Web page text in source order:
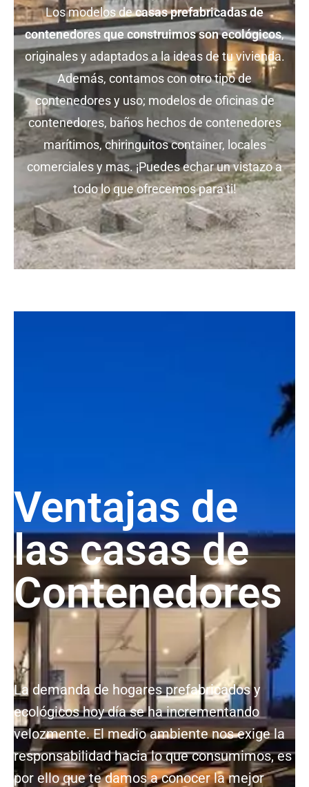
Los modelos decasas prefabricadas de
contenedores que construimos son ecológicos,
originales y adaptados a la ideas de tu vivienda.
Además, contamos con otro tipo de
contenedores y uso; modelos de oficinas de
contenedores, baños hechos de contenedores
marítimos, chiringuitos container, locales
comerciales y mas. ¡Puedes echar un vistazo a
todo lo que ofrecemos para ti!
Ventajas de
las casas de
Contenedores
La demanda de hogares prefabricados y
ecológicos hoy día se ha incrementando
velozmente. El medio ambiente nos exige la
responsabilidad hacia lo que consumimos, es
por ello que te damos a conocer la mejor